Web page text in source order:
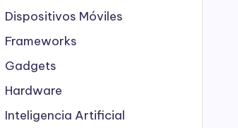
Dispositivos Móviles
Frameworks
Gadgets
Hardware
Inteligencia Artificial